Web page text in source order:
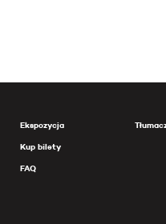
Ekspozycja
Kup bilety
FAQ